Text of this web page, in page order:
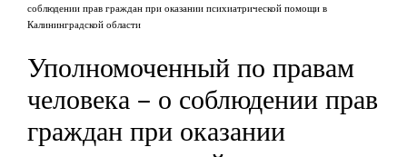
соблюдении прав граждан при оказании психиатрической помощи в
Калининградской области
Уполномоченный по правам
человека – о соблюдении прав
граждан при оказании